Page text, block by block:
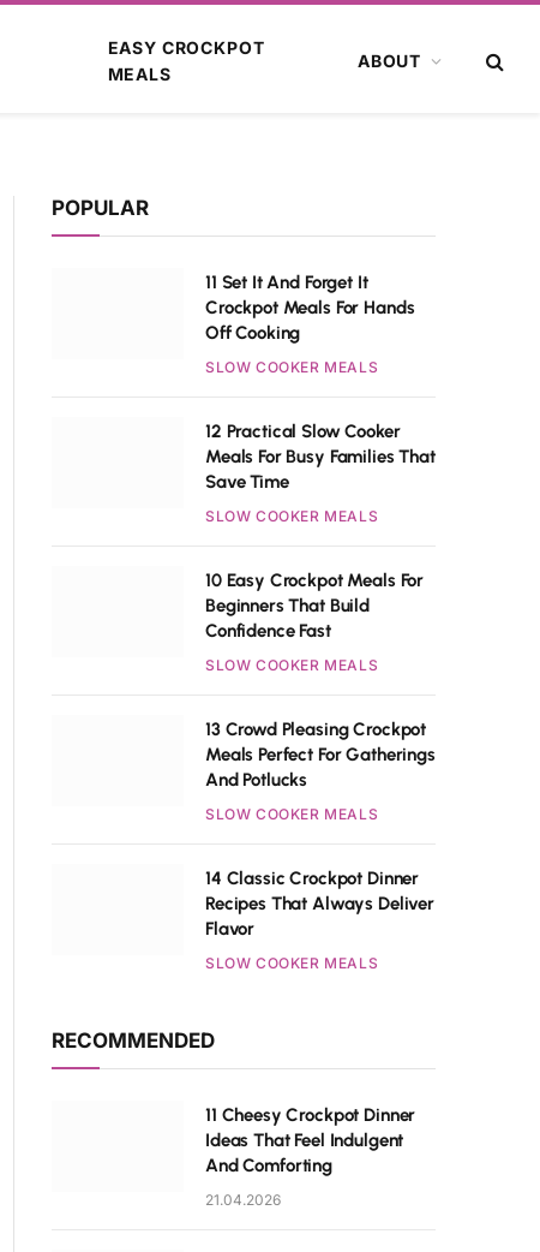
EASY CROCKPOT
MEALS
ABOUT
POPULAR
11 Set It And Forget It
Crockpot Meals For Hands
Off Cooking
SLOW COOKER MEALS
12 Practical Slow Cooker
Meals For Busy Families That
Save Time
SLOW COOKER MEALS
10 Easy Crockpot Meals For
Beginners That Build
Confidence Fast
SLOW COOKER MEALS
13 Crowd Pleasing Crockpot
Meals Perfect For Gatherings
And Potlucks
SLOW COOKER MEALS
14 Classic Crockpot Dinner
Recipes That Always Deliver
Flavor
SLOW COOKER MEALS
RECOMMENDED
11 Cheesy Crockpot Dinner
Ideas That Feel Indulgent
And Comforting
21.04.2026